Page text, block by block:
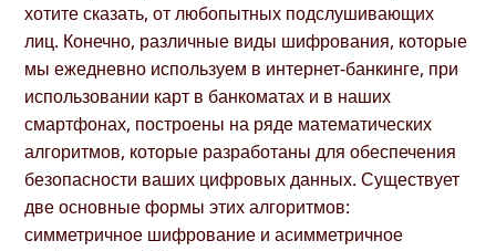
хотите сказать, от любопытных подслушивающих
лиц. Конечно, различные виды шифрования, которые
мы ежедневно используем в интернет-банкинге, при
использовании карт в банкоматах и в наших
смартфонах, построены на ряде математических
алгоритмов, которые разработаны для обеспечения
безопасности ваших цифровых данных. Существует
две основные формы этих алгоритмов:
симметричное шифрование и асимметричное